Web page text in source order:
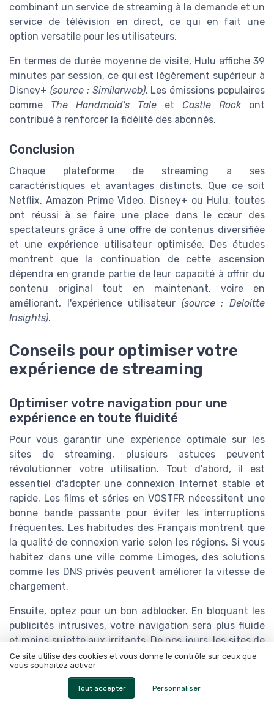
combinant un service de streaming à la demande et un
service de télévision en direct, ce qui en fait une
option versatile pour les utilisateurs.
En termes de durée moyenne de visite, Hulu affiche 39
minutes par session, ce qui est légèrement supérieur à
Disney+ (source : Similarweb). Les émissions populaires
comme The Handmaid's Tale et Castle Rockont
contribué à renforcer la fidélité des abonnés.
Conclusion
Chaque plateforme de streaming a ses
caractéristiques et avantages distincts. Que ce soit
Netflix, Amazon Prime Video, Disney+ ou Hulu, toutes
ont réussi à se faire une place dans le cœur des
spectateurs grâce à une offre de contenus diversifiée
et une expérience utilisateur optimisée. Des études
montrent que la continuation de cette ascension
dépendra en grande partie de leur capacité à offrir du
contenu original tout en maintenant, voire en
améliorant, l'expérience utilisateur (source : Deloitte
Insights).
Conseils pour optimiser votre
expérience de streaming
Optimiser votre navigation pour une
expérience en toute fluidité
Pour vous garantir une expérience optimale sur les
sites de streaming, plusieurs astuces peuvent
révolutionner votre utilisation. Tout d'abord, il est
essentiel d'adopter une connexion Internet stable et
rapide. Les films et séries en VOSTFR nécessitent une
bonne bande passante pour éviter les interruptions
fréquentes. Les habitudes des Français montrent que
la qualité de connexion varie selon les régions. Si vous
habitez dans une ville comme Limoges, des solutions
comme les DNS privés peuvent améliorer la vitesse de
chargement.
Ensuite, optez pour un bon adblocker. En bloquant les
publicités intrusives, votre navigation sera plus fluide
et moins sujette aux irritants. De nos jours, les sites de
streaming se battent pour attirer des millions de visites
totales chaque mois. Une astuce simple pour
augmenter la durée moyenne de visite et la
satisfaction des utilisateurs : réduire les distractions !
Ce site utilise des cookies et vous donne le contrôle sur ceux que
vous souhaitez activer
Tout accepter Personnaliser